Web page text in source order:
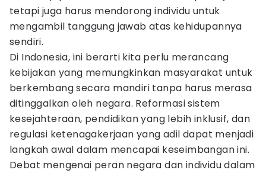
tetapi juga harus mendorong individu untuk
mengambil tanggung jawab atas kehidupannya
sendiri.
Di Indonesia, ini berarti kita perlu merancang
kebijakan yang memungkinkan masyarakat untuk
berkembang secara mandiri tanpa harus merasa
ditinggalkan oleh negara. Reformasi sistem
kesejahteraan, pendidikan yang lebih inklusif, dan
regulasi ketenagakerjaan yang adil dapat menjadi
langkah awal dalam mencapai keseimbangan ini.
Debat mengenai peran negara dan individu dalam